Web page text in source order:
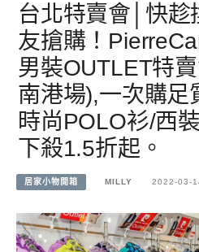
台北特賣會│快趁
友搶購！
男裝OUTLET特
南港場),一次購足
時尚POLO衫/西
下殺1.5折起。
居家小物開箱 MILLY 2022-03-